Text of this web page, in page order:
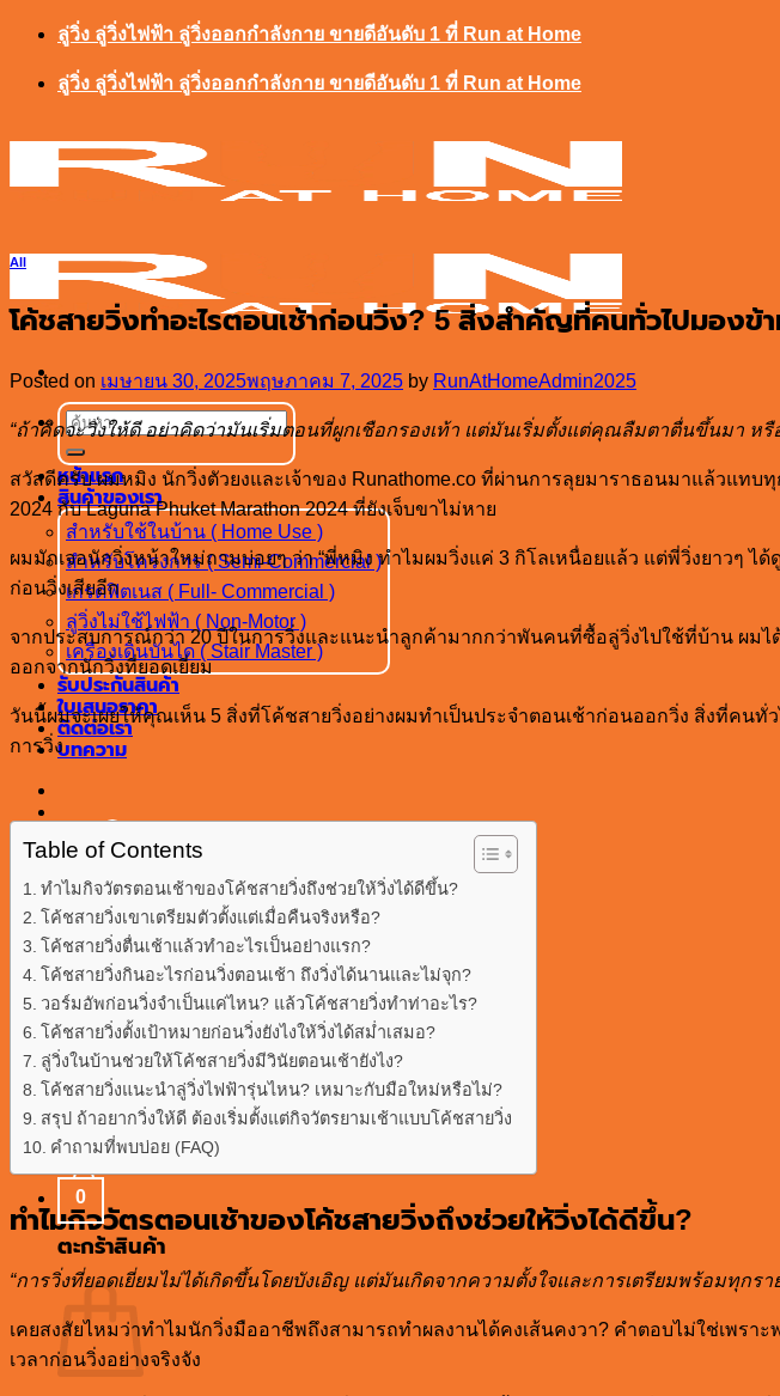
ข้าม
ลู่วิ่ง ลู่วิ่งไฟฟ้า ลู่วิ่งออกกำลังกาย ขายดีอันดับ 1 ที่ Run at Home
ลู่วิ่ง ลู่วิ่งไฟฟ้า ลู่วิ่งออกกำลังกาย ขายดีอันดับ 1 ที่ Run at Home
ค้นหา:
หน้าแรก
สินค้าของเรา
สำหรับใช้ในบ้าน ( Home Use )
สำหรับโครงการ ( Semi-Commercial )
เกรดฟิตเนส ( Full- Commercial )
ลู่วิ่งไม่ใช้ไฟฟ้า ( Non-Motor )
เครื่องเดินบันได ( Stair Master )
รับประกันสินค้า
ใบเสนอราคา
ติดต่อเรา
บทความ
0฿ 0
ไม่มีสินค้าในตะกร้า
กลับสู่หน้าร้านค้า
0
ตะกร้าสินค้า
All
โค้ชสายวิ่งทำอะไรตอนเช้าก่อนวิ่ง? 5 สิ่งสำคัญที่คนทั่วไปมองข้
Posted on เมษายน 30, 2025พฤษภาคม 7, 2025 by RunAtHomeAdmin2025
“ถ้าคิดจะวิ่งให้ดี อย่าคิดว่ามันเริ่มตอนที่ผูกเชือกรองเท้า แต่มันเริ่มตั้งแต่คุณลืมตาตื่นขึ้นมา หรื
สวัสดีครับ ผมหมิง นักวิ่งตัวยงและเจ้าของ Runathome.co ที่ผ่านการลุยมาราธอนมาแล้วแทบ
2024 กับ Laguna Phuket Marathon 2024 ที่ยังเจ็บขาไม่หาย
ผมมักเจอนักวิ่งหน้าใหม่ถามบ่อยๆ ว่า “พี่หมิง ทำไมผมวิ่งแค่ 3 กิโลเหนื่อยแล้ว แต่พี่วิ่งยาวๆ
ก่อนวิ่งเสียอีก
จากประสบการณ์กว่า 20 ปีในการวิ่งและแนะนำลูกค้ามากกว่าพันคนที่ซื้อลู่วิ่งไปใช้ที่บ้าน ผม
ออกจากนักวิ่งที่ยอดเยี่ยม
วันนี้ผมจะเผยให้คุณเห็น 5 สิ่งที่โค้ชสายวิ่งอย่างผมทำเป็นประจำตอนเช้าก่อนออกวิ่ง สิ่งที่ค
การวิ่ง
Table of Contents
ทำไมกิจวัตรตอนเช้าของโค้ชสายวิ่งถึงช่วยให้วิ่งได้ดีขึ้น?
โค้ชสายวิ่งเขาเตรียมตัวตั้งแต่เมื่อคืนจริงหรือ?
โค้ชสายวิ่งตื่นเช้าแล้วทำอะไรเป็นอย่างแรก?
โค้ชสายวิ่งกินอะไรก่อนวิ่งตอนเช้า ถึงวิ่งได้นานและไม่จุก?
วอร์มอัพก่อนวิ่งจำเป็นแค่ไหน? แล้วโค้ชสายวิ่งทำท่าอะไร?
โค้ชสายวิ่งตั้งเป้าหมายก่อนวิ่งยังไงให้วิ่งได้สม่ำเสมอ?
ลู่วิ่งในบ้านช่วยให้โค้ชสายวิ่งมีวินัยตอนเช้ายังไง?
โค้ชสายวิ่งแนะนำลู่วิ่งไฟฟ้ารุ่นไหน? เหมาะกับมือใหม่หรือไม่?
สรุป ถ้าอยากวิ่งให้ดี ต้องเริ่มตั้งแต่กิจวัตรยามเช้าแบบโค้ชสายวิ่ง
คำถามที่พบบ่อย (FAQ)
ทำไมกิจวัตรตอนเช้าของโค้ชสายวิ่งถึงช่วยให้วิ่งได้ดีขึ้น?
“การวิ่งที่ยอดเยี่ยมไม่ได้เกิดขึ้นโดยบังเอิญ แต่มันเกิดจากความตั้งใจและการเตรียมพร้อมทุกรา
เคยสงสัยไหมว่าทำไมนักวิ่งมืออาชีพถึงสามารถทำผลงานได้คงเส้นคงวา? คำตอบไม่ใช่เพรา
เวลาก่อนวิ่งอย่างจริงจัง